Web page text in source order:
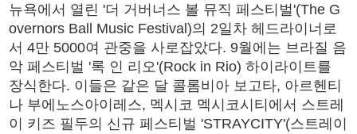
뉴욕에서 열린 '더 거버너스 볼 뮤직 페스티벌'(The G
overnors Ball Music Festival)의 2일차 헤드라이너로
서 4만 5000여 관중을 사로잡았다. 9월에는 브라질 음
악 페스티벌 '록 인 리오'(Rock in Rio) 하이라이트를
장식한다. 이들은 같은 달 콜롬비아 보고타, 아르헨티
나 부에노스아이레스, 멕시코 멕시코시티에서 스트레
이 키즈 필두의 신규 페스티벌 'STRAYCITY'(스트레이